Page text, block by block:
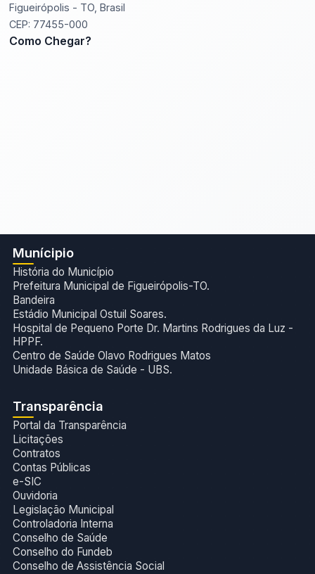
Figueirópolis - TO, Brasil
CEP: 77455-000
Como Chegar?
Munícipio
História do Município
Prefeitura Municipal de Figueirópolis-TO.
Bandeira
Estádio Municipal Ostuil Soares.
Hospital de Pequeno Porte Dr. Martins Rodrigues da Luz -
HPPF.
Centro de Saúde Olavo Rodrigues Matos
Unidade Básica de Saúde - UBS.
Transparência
Portal da Transparência
Licitações
Contratos
Contas Públicas
e-SIC
Ouvidoria
Legislação Municipal
Controladoria Interna
Conselho de Saúde
Conselho do Fundeb
Conselho de Assistência Social